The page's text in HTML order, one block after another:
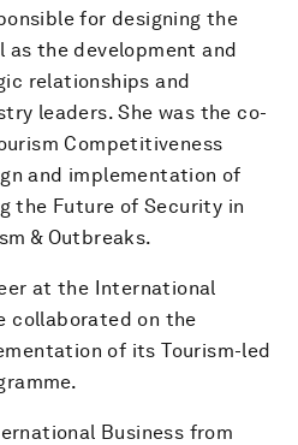
for designing the
as the development and
relationships and
leaders. She was the co-
Competitiveness
and implementation of
the Future of Security in
& Outbreaks.
at the International
collaborated on the
of its Tourism-led
Business from